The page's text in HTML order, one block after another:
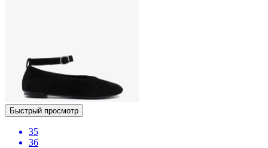
Быстрый просмотр
35
36